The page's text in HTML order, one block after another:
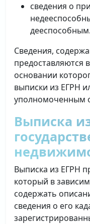
сведения о
дееспособным.
Сведения,
предоставляются
основании
выписки из ЕГРН
уполномоченным
Выписка
Выписка из ЕГРН
который в
содержать
сведения о его